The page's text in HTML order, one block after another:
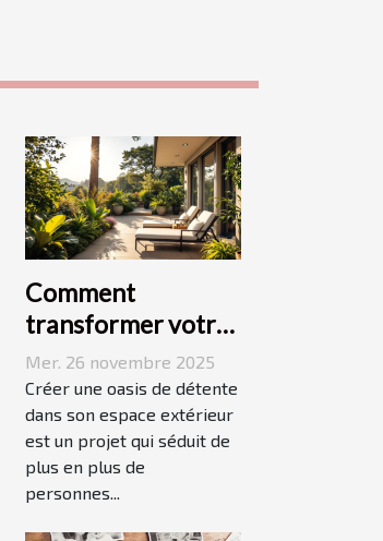
Comment
transformer votre
espace extérieur en
oasis de détente ?
Mer. 26 novembre 2025
Créer une oasis de détente
dans son espace extérieur
est un projet qui séduit de
plus en plus de
personnes...